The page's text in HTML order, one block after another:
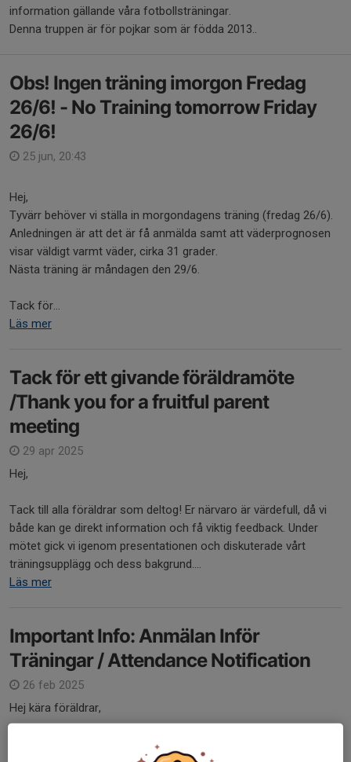
information gällande våra fotbollsträningar.
Denna truppen är för pojkar som är födda 2013..
Obs! Ingen träning imorgon Fredag
26/6! - No Training tomorrow Friday
26/6!
25 jun, 20:43
Hej,
Tyvärr behöver vi ställa in morgondagens träning (fredag 26/6).
Anledningen är att det är få anmälda samt att väderprognosen
visar väldigt varmt väder, cirka 31 grader.
Nästa träning är måndagen den 29/6.
Tack för...
Läs mer
Tack för ett givande föräldramöte
/Thank you for a fruitful parent
meeting
29 apr 2025
Hej,
Tack till alla föräldrar som deltog! Er närvaro är värdefull, då vi
både kan ge direkt information och få viktig feedback. Under
mötet gick vi igenom presentationen och diskuterade vårt
träningsupplägg och dess bakgrund....
Läs mer
Important Info: Anmälan Inför
Träningar / Attendance Notification
26 feb 2025
Hej kära föräldrar,
Jag hoppas att allt är bra med er!